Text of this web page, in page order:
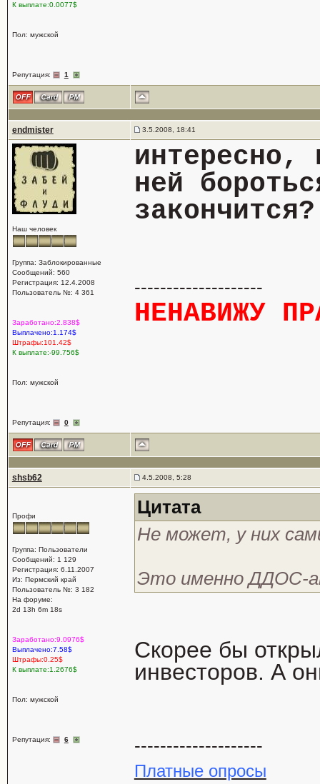
К выплате:0.0077$
Пол: мужской
Репутация: 1
endmister 3.5.2008, 18:41
Наш человек
Группа: Заблокированные
Сообщений: 560
Регистрация: 12.4.2008
Пользователь №: 4 361
Заработано:2.838$
Выплачено:1.174$
Штрафы:101.42$
К выплате:-99.756$
Пол: мужской
Репутация: 0
интересно,
ней
--------------------
НЕНАВИЖУ
shsb62 4.5.2008, 5:28
Профи
Группа: Пользователи
Сообщений: 1 129
Регистрация: 6.11.2007
Из: Пермский край
Пользователь №: 3 182
На форуме:
2d 13h 6m 18s
Заработано:9.0976$
Выплачено:7.58$
Штрафы:0.25$
К выплате:1.2676$
Пол: мужской
Репутация: 6
Цитата
Не может, у них
Это именно ДДОС-
Скорее бы
инвесторов. А
--------------------
Платные опросы